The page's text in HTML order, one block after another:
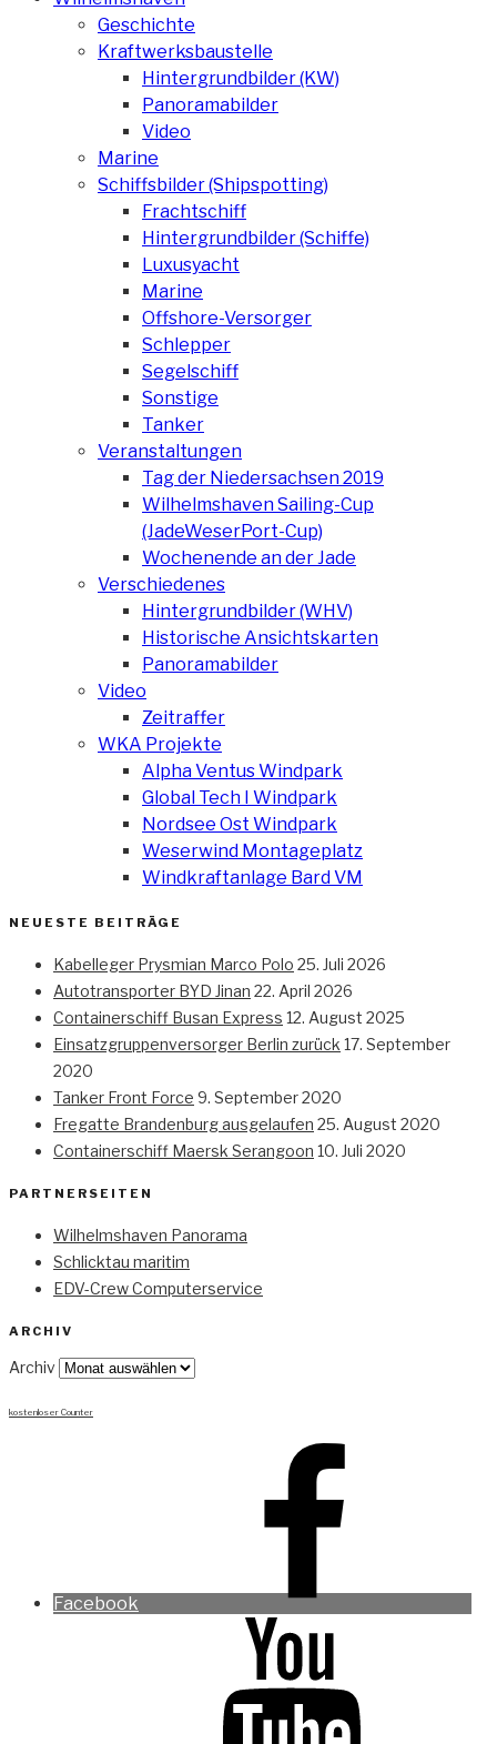
Geschichte
Kraftwerksbaustelle
Hintergrundbilder (KW)
Panoramabilder
Video
Marine
Schiffsbilder (Shipspotting)
Frachtschiff
Hintergrundbilder (Schiffe)
Luxusyacht
Marine
Offshore-Versorger
Schlepper
Segelschiff
Sonstige
Tanker
Veranstaltungen
Tag der Niedersachsen 2019
Wilhelmshaven Sailing-Cup
(JadeWeserPort-Cup)
Wochenende an der Jade
Verschiedenes
Hintergrundbilder (WHV)
Historische Ansichtskarten
Panoramabilder
Video
Zeitraffer
WKA Projekte
Alpha Ventus Windpark
Global Tech I Windpark
Nordsee Ost Windpark
Weserwind Montageplatz
Windkraftanlage Bard VM
NEUESTE BEITRÄGE
Kabelleger Prysmian Marco Polo 25. Juli 2026
Autotransporter BYD Jinan 22. April 2026
Containerschiff Busan Express 12. August 2025
Einsatzgruppenversorger Berlin zurück 17. September
2020
Tanker Front Force 9. September 2020
Fregatte Brandenburg ausgelaufen 25. August 2020
Containerschiff Maersk Serangoon 10. Juli 2020
PARTNERSEITEN
Wilhelmshaven Panorama
Schlicktau maritim
EDV-Crew Computerservice
ARCHIV
Archiv
kostenloser Counter
Facebook